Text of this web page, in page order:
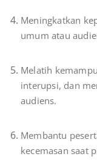
Meningkatkan
umum atau
Melatih
interupsi, dan
audiens.
Membantu
kecemasan saat